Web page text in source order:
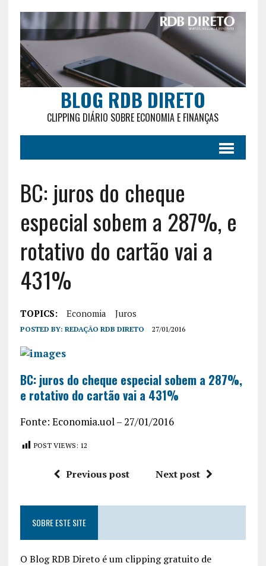
BLOG RDB DIRETO
CLIPPING DIÁRIO SOBRE ECONOMIA E FINANÇAS
BC: juros do cheque
especial sobem a 287%, e
rotativo do cartão vai a
431%
TOPICS: Economia Juros
POSTED BY: REDAÇÃO RDB DIRETO 27/01/2016
BC: juros do cheque especial sobem a 287%,
e rotativo do cartão vai a 431%
Fonte: Economia.uol – 27/01/2016
POST VIEWS: 12
Previous post Next post
SOBRE ESTE SITE
O Blog RDB Direto é um clipping gratuito de